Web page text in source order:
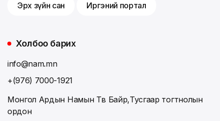
Эрх зүйн сан Иргэний портал
Холбоо барих
info@nam.mn
+(976) 7000-1921
Монгол Ардын Намын Төв Байр,Тусгаар тогтнолын
ордон